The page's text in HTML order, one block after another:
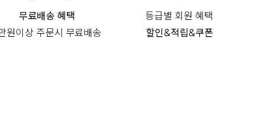
무료배송 혜택
원이상 주문시 무료배송
등급별 회원 혜택
할인&적립&쿠폰